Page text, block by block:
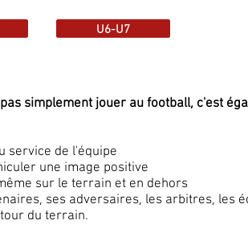
U6-U7
simplement jouer au football, c'est
service de l'équipe
une image positive
sur le terrain et en dehors
ses adversaires, les arbitres, les
du terrain.